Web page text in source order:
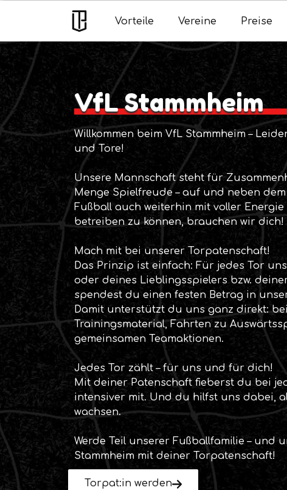
Vorteile Vereine Preise
VfL Stammheim
Willkommen beim VfL Stammheim –
und Tore!
Unsere Mannschaft steht für
Menge Spielfreude – auf und neben
Fußball auch weiterhin mit voller
betreiben zu können, brauchen wir dich!
Mach mit bei unserer Torpatenschaft!
Das Prinzip ist einfach: Für jedes Tor
oder deines Lieblingsspielers bzw.
spendest du einen festen Betrag in
Damit unterstützt du uns ganz direkt:
Trainingsmaterial, Fahrten zu
gemeinsamen Teamaktionen.
Jedes Tor zählt – für uns und für dich!
Mit deiner Patenschaft fieberst du bei
intensiver mit. Und du hilfst uns dabei,
wachsen.
Werde Teil unserer Fußballfamilie – und
Stammheim mit deiner Torpatenschaft!
Torpat:in werden